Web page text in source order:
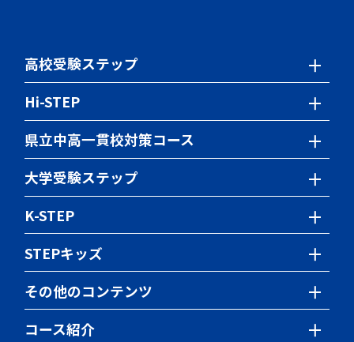
高校受験ステップ
小学生の授業について
中学生の授業について
ステップの特色検査対策
海外在住生クラス
Webパンフレット
Hi-STEP
小学生の授業について
中学生の授業について
特別講座
ステップの特色検査対策
Webパンフレット
スクール定員情報
県立中高一貫校対策コース
学習内容・時間割
大学受験ステップ
学習内容
時間割・満席情報
サポート体制
東大対策講座
東京科学大対策講座
K-STEP
サポート体制
短期集中講座
STEPキッズ
STEP Junior Labo
サイエンス教室
その他のコンテンツ
開催中の模試・イベント
コース紹介